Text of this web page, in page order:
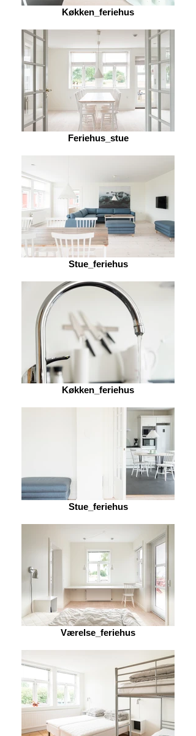
Køkken_feriehus
Feriehus_stue
Stue_feriehus
Køkken_feriehus
Stue_feriehus
Værelse_feriehus